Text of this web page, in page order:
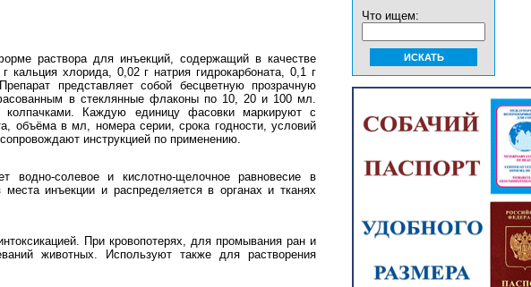
Что ищем:
раствора для инъекций, содержащий в качестве
хлорида, 0,02 г натрия гидрокарбоната, 0,1 г
представляет собой бесцветную прозрачную
в стеклянные флаконы по 10, 20 и 100 мл.
Каждую единицу фасовки маркируют с
объёма в мл, номера серии, срока годности, условий
инструкцией по применению.
водно-солевое и кислотно-щелочное равновесие в
инъекции и распределяется в органах и тканях
При кровопотерях, для промывания ран и
животных. Используют также для растворения